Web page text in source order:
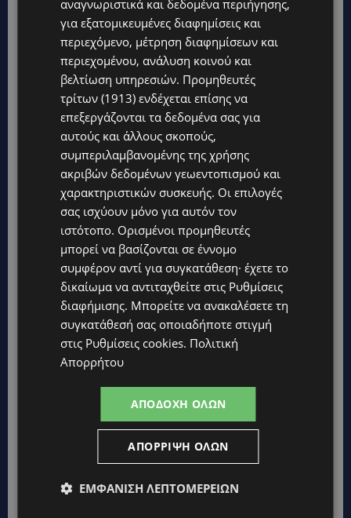
Χρυσοστόμου
Η Λευκή Στυλιανού, ο Μάριος Χαννίδης, ο
Μητροπολίτης Ταμασού και Ορεινής, κ. Ησαϊας
και η Σάβια Ορφανίδου
Τούλακαι ο Ανδρέας Πετρίδης, μαζί με τη
Μαρίακαι τον Στέλιο Τζιοβάνι, ανάμεσα στους
εκλεκτούς καλεσμένους που απόλαυσαν τη
μαγική μουσική βραδιά του Ιωάννη Λιβανού
στο Δημοτικό Θέατρο Λευκωσίας.
H Nίκη Παναγίδου
Μια βραδιά που απέδειξε πως όταν η πίστη, το
ταλέντο και η ψυχή ενώνονται, τα όνειρα
αναγνωριστικά και δεδομένα περιήγησης,
για εξατομικευμένες διαφημίσεις και
περιεχόμενο, μέτρηση διαφημίσεων και
περιεχομένου, ανάλυση κοινού και
βελτίωση υπηρεσιών. Προμηθευτές
τρίτων (1913) ενδέχεται επίσης να
επεξεργάζονται τα δεδομένα σας για
αυτούς και άλλους σκοπούς,
συμπεριλαμβανομένης της χρήσης
ακριβών δεδομένων γεωεντοπισμού και
χαρακτηριστικών συσκευής. Οι επιλογές
σας ισχύουν μόνο για αυτόν τον
ιστότοπο. Ορισμένοι προμηθευτές
μπορεί να βασίζονται σε έννομο
συμφέρον αντί για συγκατάθεση· έχετε το
δικαίωμα να αντιταχθείτε στις Ρυθμίσεις
διαφήμισης. Μπορείτε να ανακαλέσετε τη
συγκατάθεσή σας οποιαδήποτε στιγμή
στις Ρυθμίσεις cookies. Πολιτική
Απορρήτου
ΑΠΟΔΟΧΉ ΌΛΩΝ
ΑΠΌΡΡΙΨΗ ΌΛΩΝ
ΕΜΦΆΝΙΣΗ ΛΕΠΤΟΜΕΡΕΙΏΝ